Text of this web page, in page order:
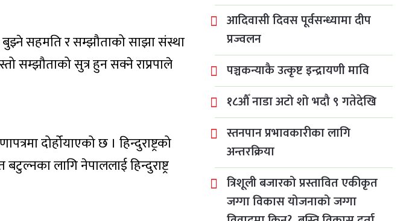
सहमति र सम्झौताको साझा संस्था
सम्झौताको सुत्र हुन सक्ने राप्रपाले
दोर्होयाएको छ । हिन्दुराष्ट्रको
लागि नेपाललाई हिन्दुराष्ट्र
आदिवासी दिवस पूर्वसन्ध्यामा दीप
प्रज्वलन
पञ्चकन्याकै उत्कृष्ट इन्द्रायणी मावि
१८औँ नाडा अटो शो भदौ ९ गतेदेखि
स्तनपान प्रभावकारीका लागि
अन्तरक्रिया
त्रिशूली बजारको प्रस्तावित एकीकृत
जग्गा विकास योजनाको जग्गा